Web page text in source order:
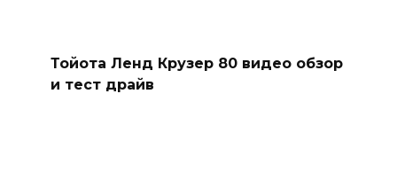
Тойота Ленд Крузер 80 видео обзор
и тест драйв